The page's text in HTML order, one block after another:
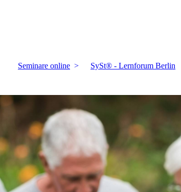
Seminare online SySt® - Lernforum Berlin